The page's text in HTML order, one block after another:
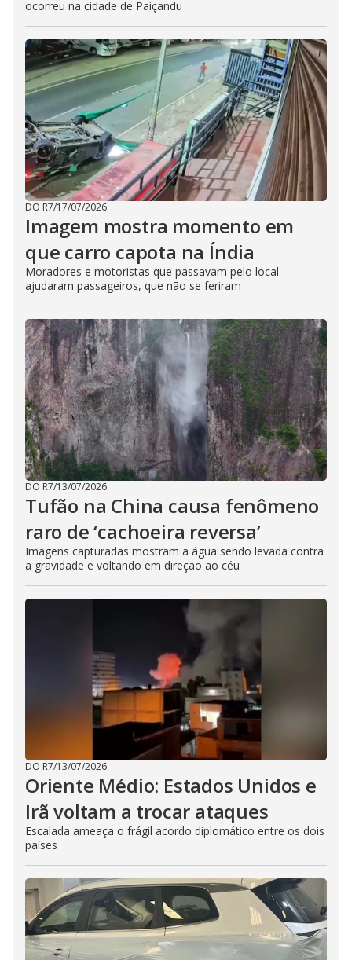
ocorreu na cidade de Paiçandu
DO R7/17/07/2026
Imagem mostra momento em
que carro capota na Índia
Moradores e motoristas que passavam pelo local
ajudaram passageiros, que não se feriram
DO R7/13/07/2026
Tufão na China causa fenômeno
raro de ‘cachoeira reversa’
Imagens capturadas mostram a água sendo levada contra
a gravidade e voltando em direção ao céu
DO R7/13/07/2026
Oriente Médio: Estados Unidos e
Irã voltam a trocar ataques
Escalada ameaça o frágil acordo diplomático entre os dois
países